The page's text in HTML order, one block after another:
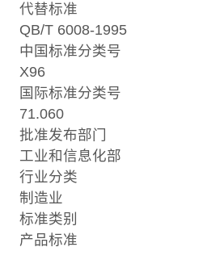
代替标准
QB/T 6008-1995
中国标准分类号
X96
国际标准分类号
71.060
批准发布部门
工业和信息化部
行业分类
制造业
标准类别
产品标准